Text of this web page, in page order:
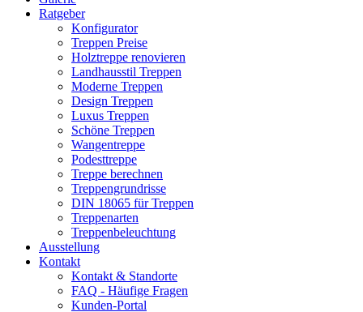
Ratgeber
Konfigurator
Treppen Preise
Holztreppe renovieren
Landhausstil Treppen
Moderne Treppen
Design Treppen
Luxus Treppen
Schöne Treppen
Wangentreppe
Podesttreppe
Treppe berechnen
Treppengrundrisse
DIN 18065 für Treppen
Treppenarten
Treppenbeleuchtung
Ausstellung
Kontakt
Kontakt & Standorte
FAQ - Häufige Fragen
Kunden-Portal